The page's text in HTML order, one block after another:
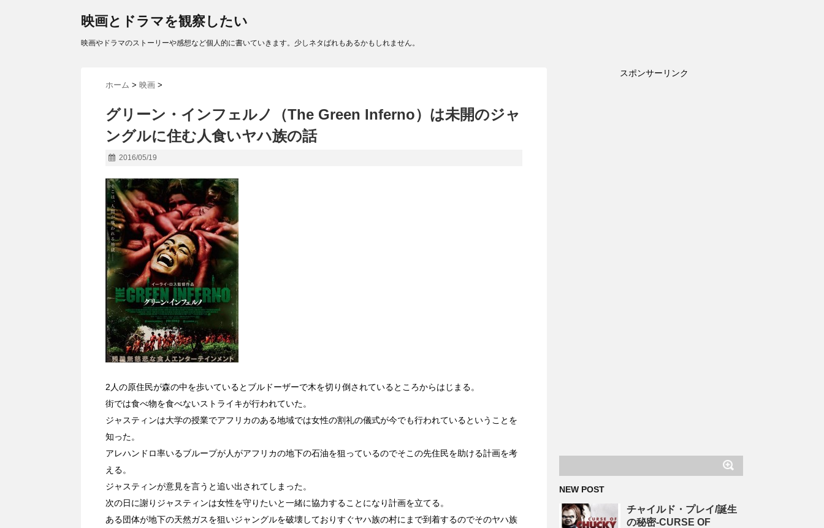
映画とドラマを観察したい
映画やドラマのストーリーや感想など個人的に書いていきます。少しネタばれもあるかもしれません。
ホーム > 映画 >
グリーン・インフェルノ（The Green Inferno）は未開のジャ
ングルに住む人食いヤハ族の話
2016/05/19
2人の原住民が森の中を歩いているとブルドーザーで木を切り倒されているところからはじまる。
街では食べ物を食べないストライキが行われていた。
ジャスティンは大学の授業でアフリカのある地域では女性の割礼の儀式が今でも行われているということを
知った。
アレハンドロ率いるブループが人がアフリカの地下の石油を狙っているのでそこの先住民を助ける計画を考
える。
ジャスティンが意見を言うと追い出されてしまった。
次の日に謝りジャスティンは女性を守りたいと一緒に協力することになり計画を立てる。
ある団体が地下の天然ガスを狙いジャングルを破壊しておりすぐヤハ族の村にまで到着するのでそのヤハ族
スポンサーリンク
NEW POST
チャイルド・プレイ/誕生
の秘密-CURSE OF